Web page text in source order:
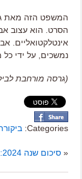
המשפט הזה מאת
הסרט
הוא עצוב
אינטלקטואליים
נמשכים על ידי
(גרסה מורחבת
Categories:
« סיכום שנה 2024: סרטי השנה של סינמסקופ